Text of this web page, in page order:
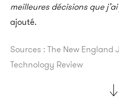
meilleures décisions que
ajouté.
Sources : The New
Technology Review